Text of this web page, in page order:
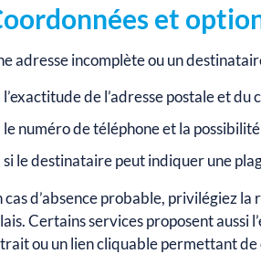
et
adresse incomplète ou un
l’exactitude de l’adresse postale et du
le numéro de téléphone et la
si le destinataire peut indiquer une
cas d’absence probable, privilégiez
Certains services proposent aussi
ou un lien cliquable permettant